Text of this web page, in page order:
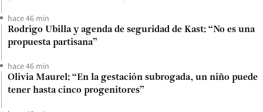
hace 46 min
Rodrigo Ubilla y agenda de seguridad de Kast: “No es una
propuesta partisana”
hace 46 min
Olivia Maurel: “En la gestación subrogada, un niño puede
tener hasta cinco progenitores”